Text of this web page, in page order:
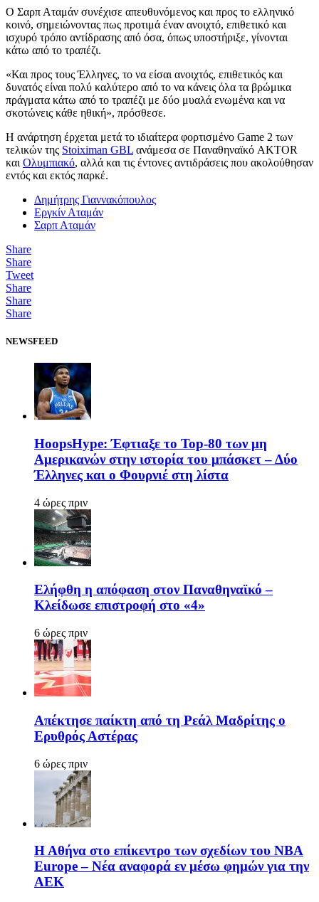
Ο Σαρπ Αταμάν συνέχισε απευθυνόμενος και προς το ελληνικό
κοινό, σημειώνοντας πως προτιμά έναν ανοιχτό, επιθετικό και
ισχυρό τρόπο αντίδρασης από όσα, όπως υποστήριξε, γίνονται
κάτω από το τραπέζι.
«Και προς τους Έλληνες, το να είσαι ανοιχτός, επιθετικός και
δυνατός είναι πολύ καλύτερο από το να κάνεις όλα τα βρώμικα
πράγματα κάτω από το τραπέζι με δύο μυαλά ενωμένα και να
σκοτώνεις κάθε ηθική», πρόσθεσε.
Η ανάρτηση έρχεται μετά το ιδιαίτερα φορτισμένο Game 2 των
τελικών της Stoiximan GBL ανάμεσα σε Παναθηναϊκό AKTOR
και Ολυμπιακό, αλλά και τις έντονες αντιδράσεις που ακολούθησαν
εντός και εκτός παρκέ.
Δημήτρης Γιαννακόπουλος
Εργκίν Αταμάν
Σαρπ Αταμάν
Share
Share
Tweet
Share
Share
Share
NEWSFEED
HoopsHype: Έφτιαξε το Top-80 των μη
Αμερικανών στην ιστορία του μπάσκετ – Δύο
Έλληνες και ο Φουρνιέ στη λίστα
4 ώρες πριν
Ελήφθη η απόφαση στον Παναθηναϊκό –
Κλείδωσε επιστροφή στο «4»
6 ώρες πριν
Απέκτησε παίκτη από τη Ρεάλ Μαδρίτης ο
Ερυθρός Αστέρας
6 ώρες πριν
Η Αθήνα στο επίκεντρο των σχεδίων του NBA
Europe – Νέα αναφορά εν μέσω φημών για την
ΑΕΚ